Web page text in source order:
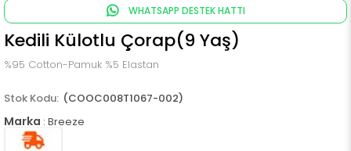
WHATSAPP DESTEK HATTI
Kedili Külotlu Çorap(9 Yaş)
%95 Cotton-Pamuk %5 Elastan
(COOC008T1067-002)
Marka : Breeze